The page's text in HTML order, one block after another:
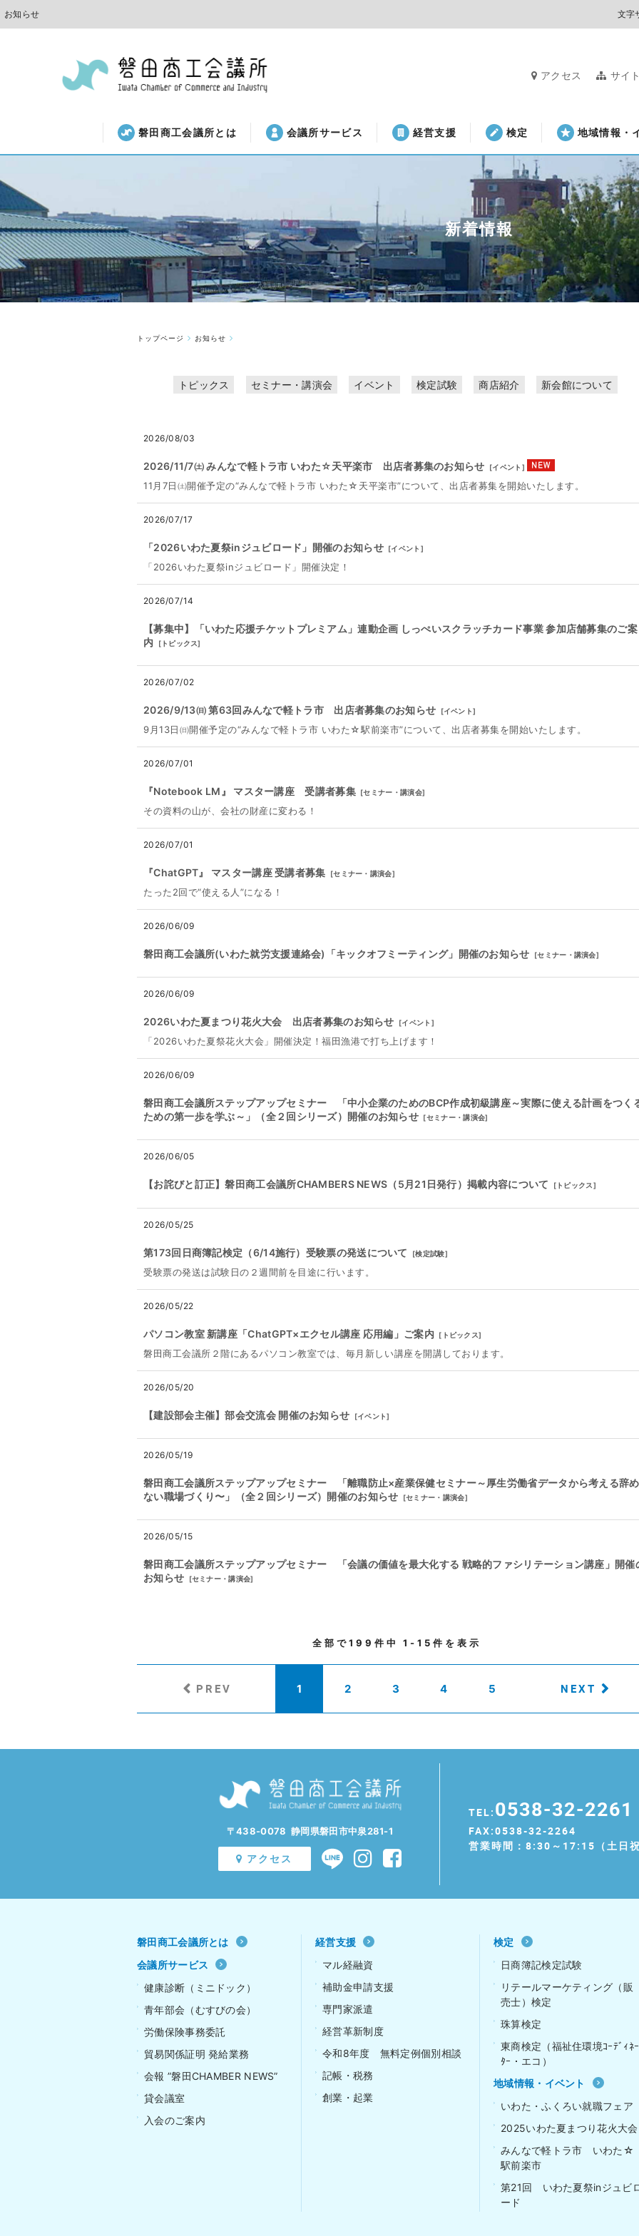
お知らせ 文字
アクセス サイ
磐田商工会議所とは 会議所サービス 経営支援 検定 地域情報・
新着情報
トップページ お知らせ
トピックス セミナー・講演会 イベント 検定試験 商店紹介 新会館について
2026/08/03
2026/11/7㈯ みんなで軽トラ市 いわた☆天平楽市 出店者募集のお知らせ [イベント ]
11月7日㈯開催予定の“みんなで軽トラ市 いわた☆天平楽市”について、出店者募集を開始いたします。
2026/07/17
「2026いわた夏祭inジュビロード」開催のお知らせ [イベント ]
「2026いわた夏祭inジュビロード」開催決定！
2026/07/14
【募集中】「いわた応援チケットプレミアム」連動企画 しっぺいスクラッチカード事業 参加店舗募集のご案
内
[トピックス]
2026/07/02
2026/9/13㈰ 第63回みんなで軽トラ市 出店者募集のお知らせ [イベント]
9月13日㈰開催予定の“みんなで軽トラ市 いわた☆駅前楽市”について、出店者募集を開始いたします。
2026/07/01
『Notebook LM』 マスター講座 受講者募集 [セミナー・講演会]
その資料の山が、会社の財産に変わる！
2026/07/01
『ChatGPT』 マスター講座 受講者募集 [セミナー・講演会]
たった2回で“使える人”になる！
2026/06/09
磐田商工会議所(いわた就労支援連絡会)「キックオフミーティング」開催のお知らせ [セミナー・講演会]
2026/06/09
2026いわた夏まつり花火大会 出店者募集のお知らせ [イベント ]
「2026いわた夏祭花火大会」開催決定！福田漁港で打ち上げます！
2026/06/09
磐田商工会議所ステップアップセミナー 「中小企業のためのBCP作成初級講座～実際に使える計画をつく
ための第一歩を学ぶ～」（全２回シリーズ）開催のお知らせ [セミナー・講演会]
2026/06/05
【お詫びと訂正】磐田商工会議所CHAMBERS NEWS（5月21日発行）掲載内容について [ トピックス]
2026/05/25
第173回日商簿記検定（6/14施行）受験票の発送について [検定試験]
受験票の発送は試験日の２週間前を目途に行います。
2026/05/22
パソコン教室 新講座「ChatGPT×エクセル講座 応用編」ご案内 [ トピックス]
磐田商工会議所２階にあるパソコン教室では、毎月新しい講座を開講しております。
2026/05/20
【建設部会主催】部会交流会 開催のお知らせ [イベント]
2026/05/19
磐田商工会議所ステップアップセミナー 「離職防止×産業保健セミナー～厚⽣労働省データから考える辞め
ない職場づくり〜」（全２回シリーズ）開催のお知らせ
[セミナー・講演会]
2026/05/15
磐田商工会議所ステップアップセミナー 「会議の価値を最大化する 戦略的ファシリテーション講座」開催
お知らせ
[セミナー・講演会]
全部で199 件中1-15 件を表示
PREV 1 2 3 4 5 NEXT
〒438-0078 静岡県磐田市中泉281-1
アクセス
TEL: 0538-32-2261
FAX:0538-32-2264
営業時間：8:30～17:15（土日
磐田商工会議所とは
会議所サービス
健康診断（ミニドック）
青年部会（むすびの会）
労働保険事務委託
貿易関係証明 発給業務
会報 ”磐田CHAMBER NEWS”
貸会議室
入会のご案内
経営支援
マル経融資
補助金申請支援
専門家派遣
経営革新制度
令和8年度 無料定例個別相談
記帳・税務
創業・起業
検定
日商簿記検定試験
リテールマーケティング（販
売士）検定
珠算検定
東商検定（福祉住環境ｺｰﾃﾞｨﾈｰ
ﾀｰ・エコ）
地域情報・イベント
いわた・ふくろい就職フェア
2025いわた夏まつり花火大会
みんなで軽トラ市 いわた☆
駅前楽市
第21回 いわた夏祭inジュビ
ード